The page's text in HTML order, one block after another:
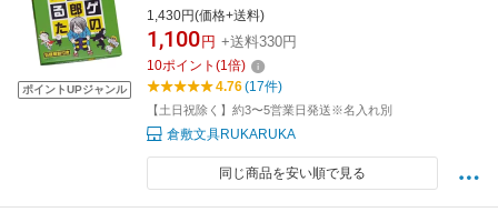
ポイントUPジャンル
可】[M便 1/1]妖怪 ようかい 鬼太郎 ゲーム 正月
パーティ カルタ おうち時間
1,430円(価格+送料)
1,100 円 +送料330円
10ポイント (1倍)
4.76(17件)
【土日祝除く】約3〜5営業日発送※名入れ別
倉敷文具RUKARUKA
同じ商品を安い順で見る